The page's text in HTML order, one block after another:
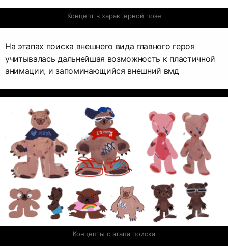
Концепт в характерной позе
На этапах поиска внешнего вида главного героя
учитывалась дальнейшая возможность к пластичной
анимации, и запоминающийся внешний вмд
Концепты с этапа поиска